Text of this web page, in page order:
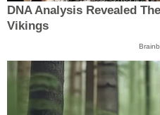
DNA Analysis Revealed
Vikings